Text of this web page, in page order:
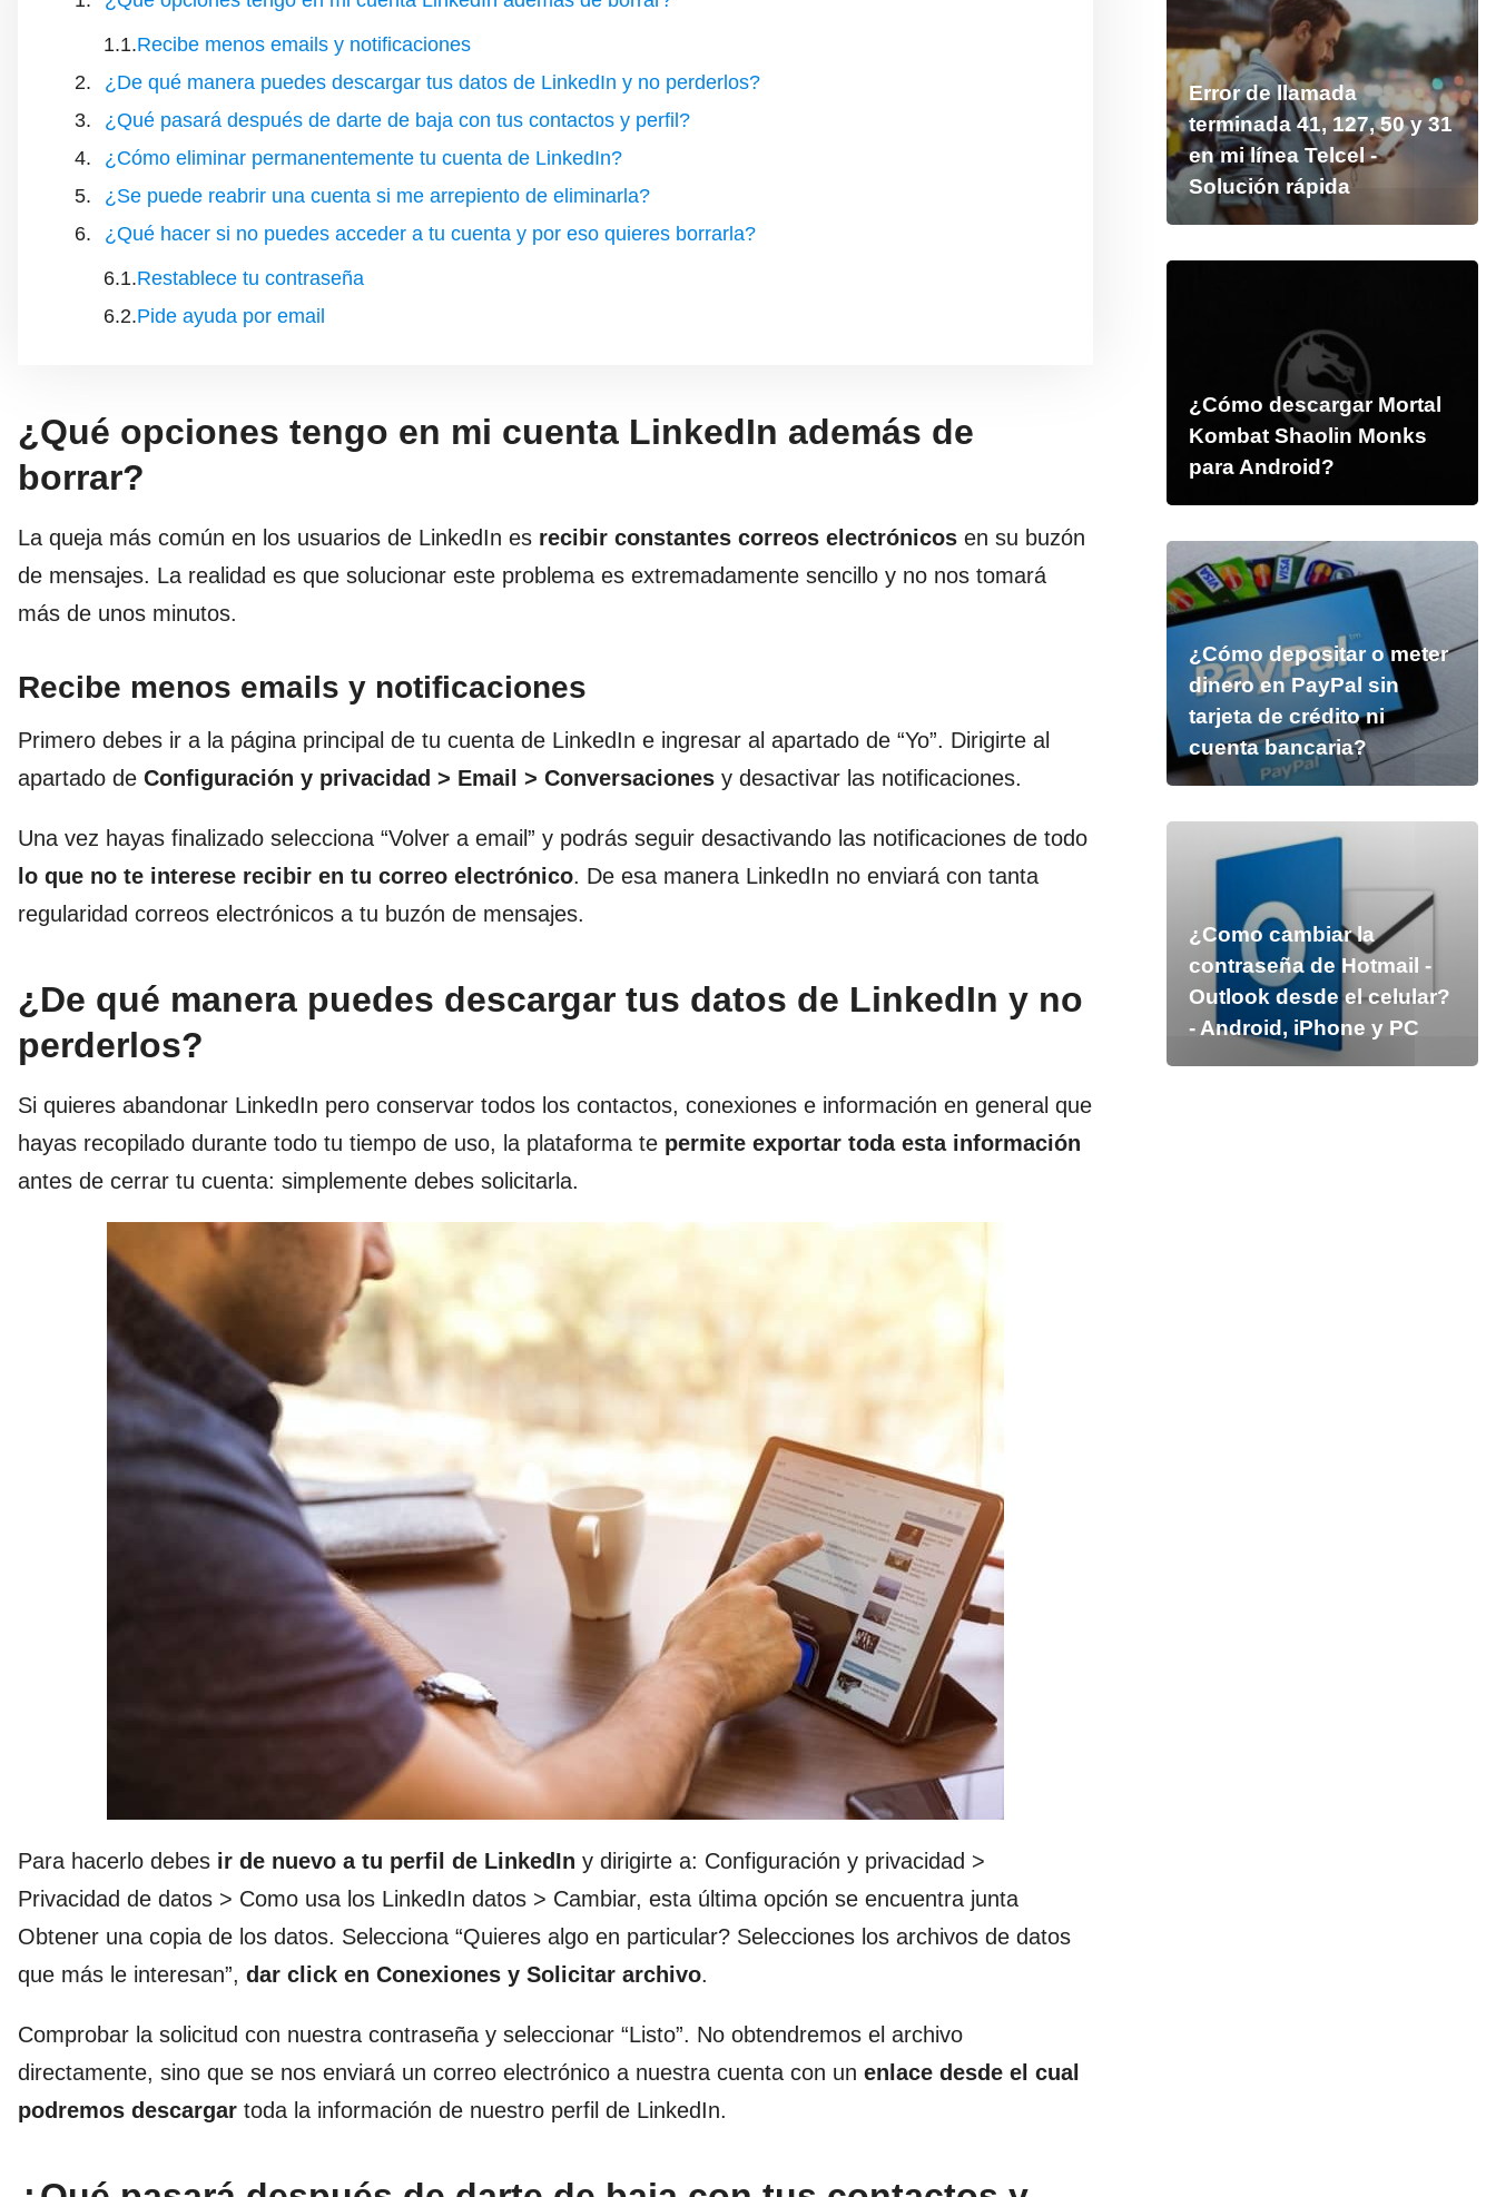
Recibe menos emails y notificaciones
¿De qué manera puedes descargar tus datos de LinkedIn y no perderlos?
¿Qué pasará después de darte de baja con tus contactos y perfil?
¿Cómo eliminar permanentemente tu cuenta de LinkedIn?
¿Se puede reabrir una cuenta si me arrepiento de eliminarla?
¿Qué hacer si no puedes acceder a tu cuenta y por eso quieres borrarla?
Restablece tu contraseña
Pide ayuda por email
¿Qué opciones tengo en mi cuenta LinkedIn además de
borrar?
La queja más común en los usuarios de LinkedIn es recibir constantes correos electrónicos en su buzón
de mensajes. La realidad es que solucionar este problema es extremadamente sencillo y no nos tomará
más de unos minutos.
Recibe menos emails y notificaciones
Primero debes ir a la página principal de tu cuenta de LinkedIn e ingresar al apartado de “Yo”. Dirigirte al
apartado de Configuración y privacidad > Email > Conversaciones y desactivar las notificaciones.
Una vez hayas finalizado selecciona “Volver a email” y podrás seguir desactivando las notificaciones de todo
lo que no te interese recibir en tu correo electrónico. De esa manera LinkedIn no enviará con tanta
regularidad correos electrónicos a tu buzón de mensajes.
¿De qué manera puedes descargar tus datos de LinkedIn y no
perderlos?
Si quieres abandonar LinkedIn pero conservar todos los contactos, conexiones e información en general que
hayas recopilado durante todo tu tiempo de uso, la plataforma te permite exportar toda esta información
antes de cerrar tu cuenta: simplemente debes solicitarla.
Para hacerlo debes ir de nuevo a tu perfil de LinkedIn y dirigirte a: Configuración y privacidad >
Privacidad de datos > Como usa los LinkedIn datos > Cambiar, esta última opción se encuentra junta
Obtener una copia de los datos. Selecciona “Quieres algo en particular? Selecciones los archivos de datos
que más le interesan”, dar click en Conexiones y Solicitar archivo.
Comprobar la solicitud con nuestra contraseña y seleccionar “Listo”. No obtendremos el archivo
directamente, sino que se nos enviará un correo electrónico a nuestra cuenta con un enlace desde el cual
podremos descargar toda la información de nuestro perfil de LinkedIn.
Error de llamada
terminada 41, 127, 50 y 31
en mi línea Telcel -
Solución rápida
¿Cómo descargar Mortal
Kombat Shaolin Monks
para Android?
¿Cómo depositar o meter
dinero en PayPal sin
tarjeta de crédito ni
cuenta bancaria?
¿Como cambiar la
contraseña de Hotmail -
Outlook desde el celular?
- Android, iPhone y PC